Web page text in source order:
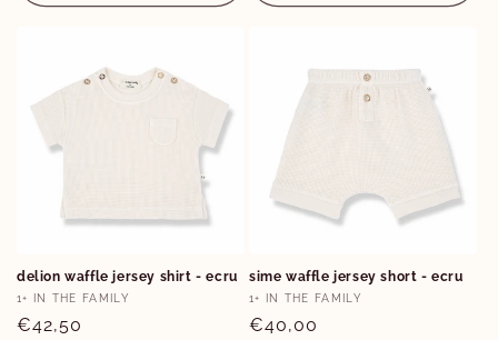
6M
delion waffle jersey shirt - ecru
Verkoper:
1+ IN THE FAMILY
Normale
€42,50
6M
sime waffle jersey short - ecru
Verkoper:
1+ IN THE FAMILY
Normale
€40,00